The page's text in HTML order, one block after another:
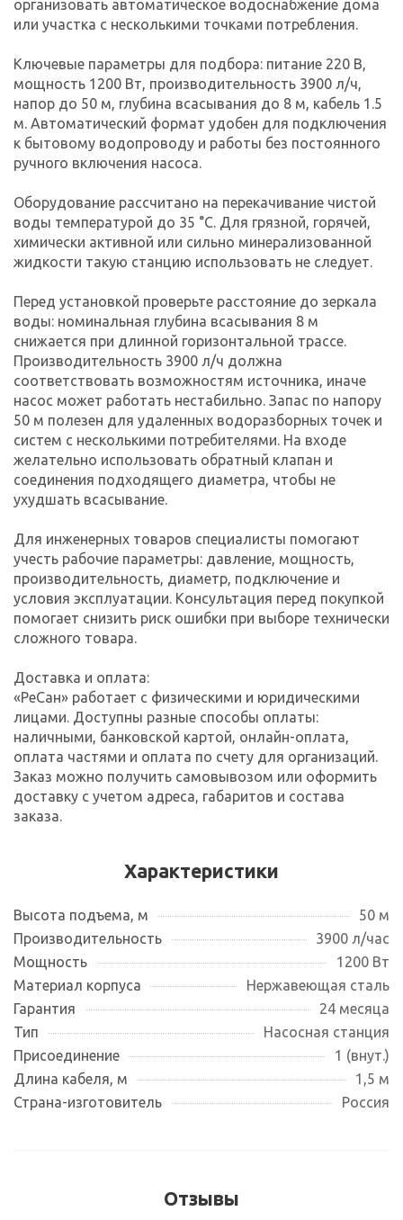
организовать автоматическое водоснабжение дома
или участка с несколькими точками потребления.
Ключевые параметры для подбора: питание 220 В,
мощность 1200 Вт, производительность 3900 л/ч,
напор до 50 м, глубина всасывания до 8 м, кабель 1.5
м. Автоматический формат удобен для подключения
к бытовому водопроводу и работы без постоянного
ручного включения насоса.
Оборудование рассчитано на перекачивание чистой
воды температурой до 35 °C. Для грязной, горячей,
химически активной или сильно минерализованной
жидкости такую станцию использовать не следует.
Перед установкой проверьте расстояние до зеркала
воды: номинальная глубина всасывания 8 м
снижается при длинной горизонтальной трассе.
Производительность 3900 л/ч должна
соответствовать возможностям источника, иначе
насос может работать нестабильно. Запас по напору
50 м полезен для удаленных водоразборных точек и
систем с несколькими потребителями. На входе
желательно использовать обратный клапан и
соединения подходящего диаметра, чтобы не
ухудшать всасывание.
Для инженерных товаров специалисты помогают
учесть рабочие параметры: давление, мощность,
производительность, диаметр, подключение и
условия эксплуатации. Консультация перед покупкой
помогает снизить риск ошибки при выборе технически
сложного товара.
Доставка и оплата:
«РеСан» работает с физическими и юридическими
лицами. Доступны разные способы оплаты:
наличными, банковской картой, онлайн-оплата,
оплата частями и оплата по счету для организаций.
Заказ можно получить самовывозом или оформить
доставку с учетом адреса, габаритов и состава
заказа.
Характеристики
Высота подъема, м
50 м
Производительность
3900 л/час
Мощность
1200 Вт
Материал корпуса
Нержавеющая сталь
Гарантия
24 месяца
Тип
Насосная станция
Присоединение
1 (внут.)
Длина кабеля, м
1,5 м
Страна-изготовитель
Россия
Отзывы